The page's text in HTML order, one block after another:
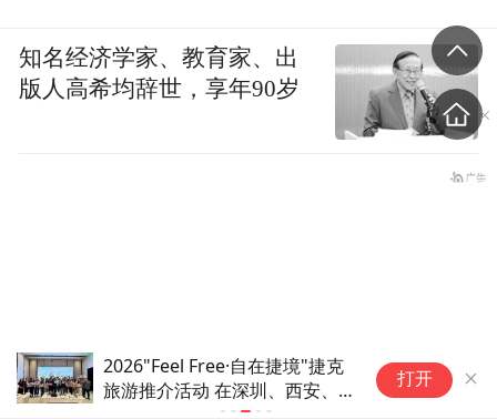
2026"Feel Free·自在捷境"捷克
旅游推介活动 在深圳、西安、
北京三地圆满落幕
从产区到东
酒旅破局之
打开
知名经济学家、教育家、出
版人高希均辞世，享年90岁